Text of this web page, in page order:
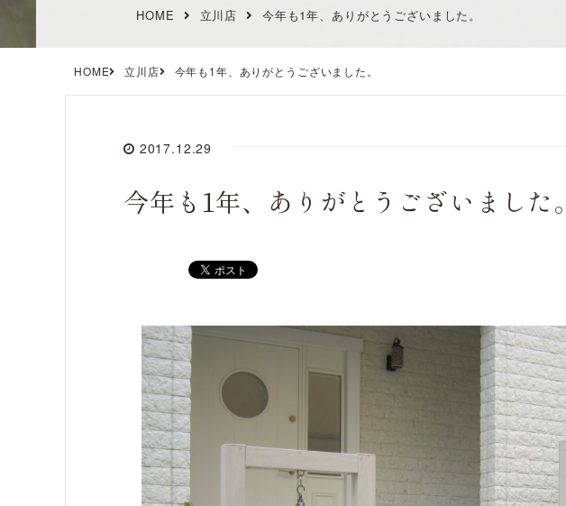
HOME 立川店 今年も1年、ありがとうございました。
HOME 立川店 今年も1年、ありがとうございました。
2017.12.29
今年も1年、ありがとうございました。